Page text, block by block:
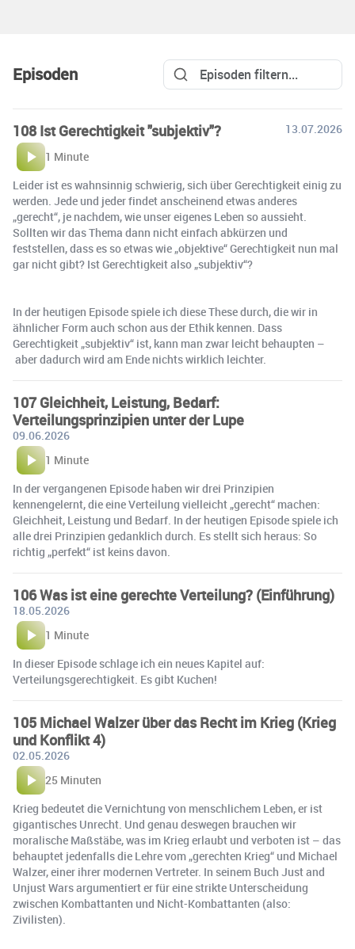
Episoden
108 Ist Gerechtigkeit "subjektiv"?
13.07.2026
1 Minute
Leider ist es wahnsinnig schwierig, sich über Gerechtigkeit einig zu
werden. Jede und jeder findet anscheinend etwas anderes
„gerecht“, je nachdem, wie unser eigenes Leben so aussieht.
Sollten wir das Thema dann nicht einfach abkürzen und
feststellen, dass es so etwas wie „objektive“ Gerechtigkeit nun mal
gar nicht gibt? Ist Gerechtigkeit also „subjektiv“?
In der heutigen Episode spiele ich diese These durch, die wir in
ähnlicher Form auch schon aus der Ethik kennen. Dass
Gerechtigkeit „subjektiv“ ist, kann man zwar leicht behaupten –
aber dadurch wird am Ende nichts wirklich leichter.
107 Gleichheit, Leistung, Bedarf:
Verteilungsprinzipien unter der Lupe
09.06.2026
1 Minute
In der vergangenen Episode haben wir drei Prinzipien
kennengelernt, die eine Verteilung vielleicht „gerecht“ machen:
Gleichheit, Leistung und Bedarf. In der heutigen Episode spiele ich
alle drei Prinzipien gedanklich durch. Es stellt sich heraus: So
richtig „perfekt“ ist keins davon.
106 Was ist eine gerechte Verteilung? (Einführung)
18.05.2026
1 Minute
In dieser Episode schlage ich ein neues Kapitel auf:
Verteilungsgerechtigkeit. Es gibt Kuchen!
105 Michael Walzer über das Recht im Krieg (Krieg
und Konflikt 4)
02.05.2026
25 Minuten
Krieg bedeutet die Vernichtung von menschlichem Leben, er ist
gigantisches Unrecht. Und genau deswegen brauchen wir
moralische Maßstäbe, was im Krieg erlaubt und verboten ist – das
behauptet jedenfalls die Lehre vom „gerechten Krieg“ und Michael
Walzer, einer ihrer modernen Vertreter. In seinem Buch Just and
Unjust Wars argumentiert er für eine strikte Unterscheidung
zwischen Kombattanten und Nicht-Kombattanten (also:
Zivilisten).